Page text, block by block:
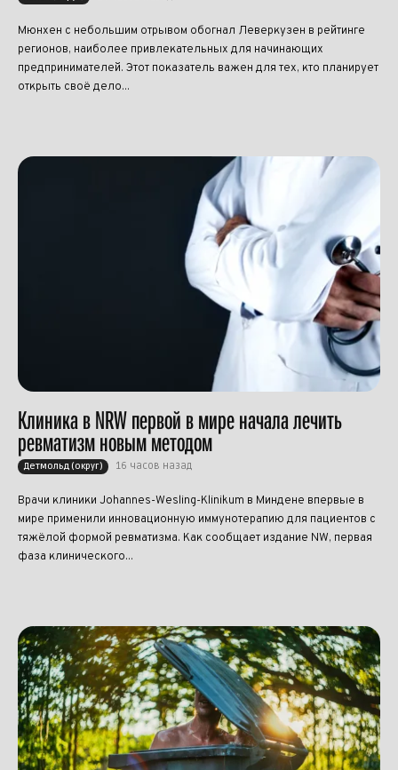
Мюнхен с небольшим отрывом обогнал Леверкузен в рейтинге
регионов, наиболее привлекательных для начинающих
предпринимателей. Этот показатель важен для тех, кто планирует
открыть своё дело...
Клиника в NRW первой в мире начала лечить
ревматизм новым методом
Детмольд (округ) 16 часов назад
Врачи клиники Johannes-Wesling-Klinikum в Миндене впервые в
мире применили инновационную иммунотерапию для пациентов с
тяжёлой формой ревматизма. Как сообщает издание NW, первая
фаза клинического...